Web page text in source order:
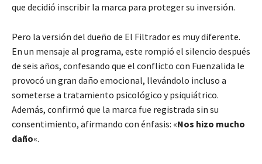
que decidió inscribir la marca para proteger su inversión.
Pero la versión del dueño de El Filtrador es muy diferente.
En un mensaje al programa, este rompió el silencio después
de seis años, confesando que el conflicto con Fuenzalida le
provocó un gran daño emocional, llevándolo incluso a
someterse a tratamiento psicológico y psiquiátrico.
Además, confirmó que la marca fue registrada sin su
consentimiento, afirmando con énfasis: «Nos hizo mucho
daño«.